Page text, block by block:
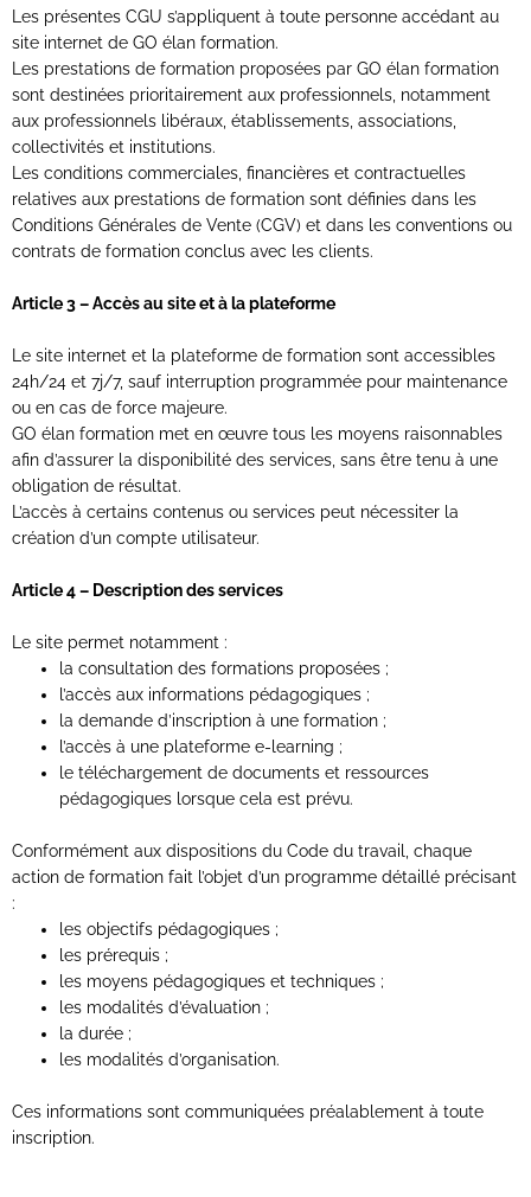
Les présentes CGU s’appliquent à toute personne accédant au
site internet de GO élan formation.
Les prestations de formation proposées par GO élan formation
sont destinées prioritairement aux professionnels, notamment
aux professionnels libéraux, établissements, associations,
collectivités et institutions.
Les conditions commerciales, financières et contractuelles
relatives aux prestations de formation sont définies dans les
Conditions Générales de Vente (CGV) et dans les conventions ou
contrats de formation conclus avec les clients.
Article 3 – Accès au site et à la plateforme
Le site internet et la plateforme de formation sont accessibles
24h/24 et 7j/7, sauf interruption programmée pour maintenance
ou en cas de force majeure.
GO élan formation met en œuvre tous les moyens raisonnables
afin d’assurer la disponibilité des services, sans être tenu à une
obligation de résultat.
L’accès à certains contenus ou services peut nécessiter la
création d’un compte utilisateur.
Article 4 – Description des services
Le site permet notamment :
la consultation des formations proposées ;
l’accès aux informations pédagogiques ;
la demande d’inscription à une formation ;
l’accès à une plateforme e-learning ;
le téléchargement de documents et ressources
pédagogiques lorsque cela est prévu.
Conformément aux dispositions du Code du travail, chaque
action de formation fait l’objet d’un programme détaillé précisant
:
les objectifs pédagogiques ;
les prérequis ;
les moyens pédagogiques et techniques ;
les modalités d’évaluation ;
la durée ;
les modalités d’organisation.
Ces informations sont communiquées préalablement à toute
inscription.